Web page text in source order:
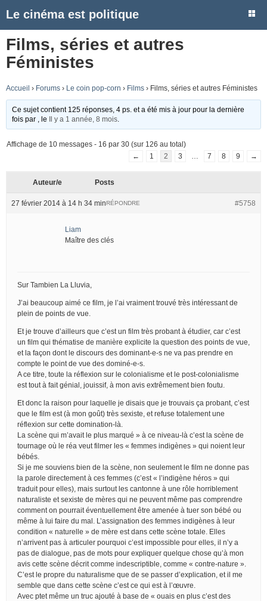
Le cinéma est politique
Films, séries et autres
Féministes
Accueil › Forums › Le coin pop-corn › Films › Films, séries et autres Féministes
Ce sujet contient 125 réponses, 4 ps. et a été mis à jour pour la dernière
fois par
, le Il y a 1 année, 8 mois
Affichage de 10 messages - 16 par 30 (sur 126 au total)
←
1 2 3 7 8 9 →
Auteur/e Posts
27 février 2014 à 14 h 34 min #5758
RÉPONDRE
Liam
Maître des clés
Sur Tambien La Lluvia,
J’ai beaucoup aimé ce film, je l’ai vraiment trouvé très intéressant de
plein de points de vue.
Et je trouve d’ailleurs que c’est un film très probant à étudier, car c’est
un film qui thématise de manière explicite la question des points de vue,
et la façon dont le discours des dominant-e-s ne va pas prendre en
compte le point de vue des dominé-e-s.
A ce titre, toute la réflexion sur le colonialisme et le post-colonialisme
est tout à fait génial, jouissif, à mon avis extrêmement bien foutu.
Et donc la raison pour laquelle je disais que je trouvais ça probant, c’est
que le film est (à mon goût) très sexiste, et refuse totalement une
réflexion sur cette domination-là.
La scène qui m’avait le plus marqué » à ce niveau-là c’est la scène de
tournage où le réa veut filmer les « femmes indigènes » qui noient leur
bébés.
Si je me souviens bien de la scène, non seulement le film ne donne pas
la parole directement à ces femmes (c’est « l’indigène héros » qui
traduit pour elles), mais surtout les cantonne à une rôle horriblement
naturaliste et sexiste de mères qui ne peuvent même pas comprendre
comment on pourrait éventuellement être amenée à tuer son bébé ou
même à lui faire du mal. L’assignation des femmes indigènes à leur
condition « naturelle » de mère est dans cette scène totale. Elles
n’arrivent pas à articuler pourquoi c’est impossible pour elles, il n’y a
pas de dialogue, pas de mots pour expliquer quelque chose qu’à mon
avis cette scène décrit comme indescriptible, comme « contre-nature ».
C’est le propre du naturalisme que de se passer d’explication, et il me
semble que dans cette scène c’est ce qui est à l’œuvre.
Avec ptet même un truc ajouté à base de « ouais en plus c’est des